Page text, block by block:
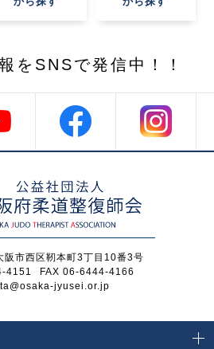
を SNSで発信中！！
阪市西区靭本町3丁目10番3号
4151
FAX 06-6444-4166
jyusei.or.jp